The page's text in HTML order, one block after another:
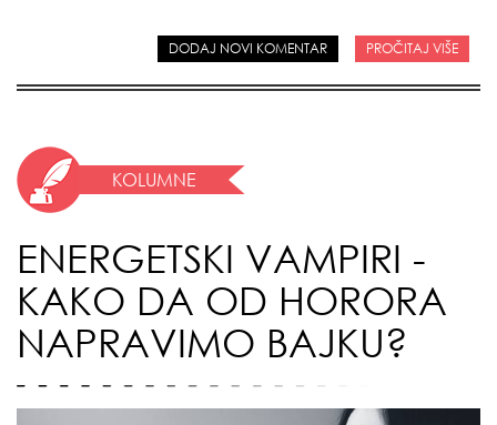
DODAJ NOVI KOMENTAR PROČITAJ VIŠE
KOLUMNE
ENERGETSKI VAMPIRI -
KAKO DA OD HORORA
NAPRAVIMO BAJKU?